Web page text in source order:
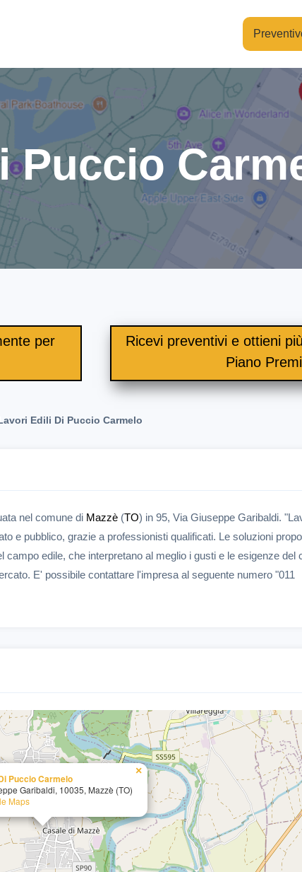
Puccio
per
Ricevi preventivi e ottieni
Piano
Edili Di Puccio Carmelo
nel comune di Mazzè (TO) in 95, Via Giuseppe Garibaldi.
e pubblico, grazie a professionisti qualificati. Le soluzioni
edile, che interpretano al meglio i gusti e le esigenze del
E' possibile contattare l'impresa al seguente numero "011
Puccio Carmelo
Garibaldi, 10035, Mazzè (TO)
Maps
×